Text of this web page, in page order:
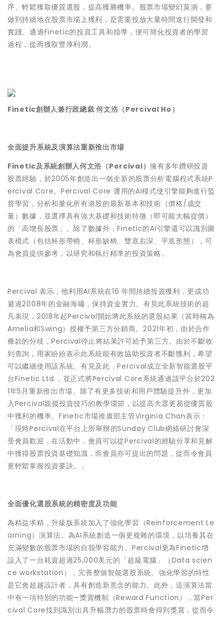
序、輕鬆獲取優質選股，提高獲勝機率。股票市場變幻莫測，要
做到持續地在股票市場上獲利，是需要投放大量時間進行開發和
實踐。通過Finetic的投資工具和指導，便可簡化投資者的學習
過程，從而獲取豐厚利潤。
Finetic創辦人兼行政總裁 何文浩（Percival Ho）
全面提升系統及演算法重新推出市場
Finetic及系統創辦人何文浩（Percival）擁有多年鑽研投資
股票經驗，於2005年創造出一個全新的股票分析電腦程式系統P
ercival Core。Percival Core 運用的AI模式使引擎能夠進行監
督學習，分析和量化所有港股的最新基本和技術（價格/成交
量）數據，並選擇具有強大基礎和技術特徵（即可能大幅提價）
的「高增長股票」。除了數據外，Finetic的AI引擎還可以識別圖
表模式（包括杯形帶柄、杯形缺柄、雙底右深、平底形態），可
為會員提供參考，以研究和執行精準的投資策略。
Percival 表示，他利用AI系統在16 年間持續投資獲利，更成功
避過2008年的金融海嘯，保持資金實力。有見此系統技術的超
凡表現，2018年起Percival開始將此系統的選股結果（當時稱為
Amelia和Swing）授權予第三方分銷商。2021年初，由於合作
條款的分歧，Percival停止將結果許可給予第三方。由於不斷收
到查詢，用家紛紛表示此系統能有效協助投資者不斷獲利，希望
可以繼續使用該系統。有見及此，Percival成立全新智能選股平
台Finetic Ltd.，並正式將Percival Core系統通過該平台於202
1年5月重新推出市場。除了有更多技術和用戶體驗提升外，更加
入Percival親授投資技巧的教學環節，以提高大眾更易從優質股
中獲利的機率。Finetic市場推廣部主管Virginia Chan表示：
「現時Percival在平台上所舉辦的Sunday Club網絡研討會深
受會員歡迎，在活動中，會員可以從Percival的經驗分享和見解
中獲得股票投資基礎知識，而會員亦可提出的問題，從而令會員
更輕鬆掌握投資要訣。」
全面優化選股系統的精密度及功能
為精益求精，升級版系統加入了強化學習（Reinforcement Le
arning）演算法。為AI系統創造一個更複雜的環境，以培養其在
充滿變數的股票市場的自我學習能力。Percival更為Finetic增
設入了一台耗資超過25,000美元的「超級電腦」（Data scien
ce workstation），完善整個智能選股系統。強化學習的特性
是它會超越設計者，具有創造新意念的能力。此外，這演算法當
中有一項特別的功能—獎賞機制（Reward Function），當Per
cival Core找到識別出具升幅潛力的股票時會得到獎賞，從而令